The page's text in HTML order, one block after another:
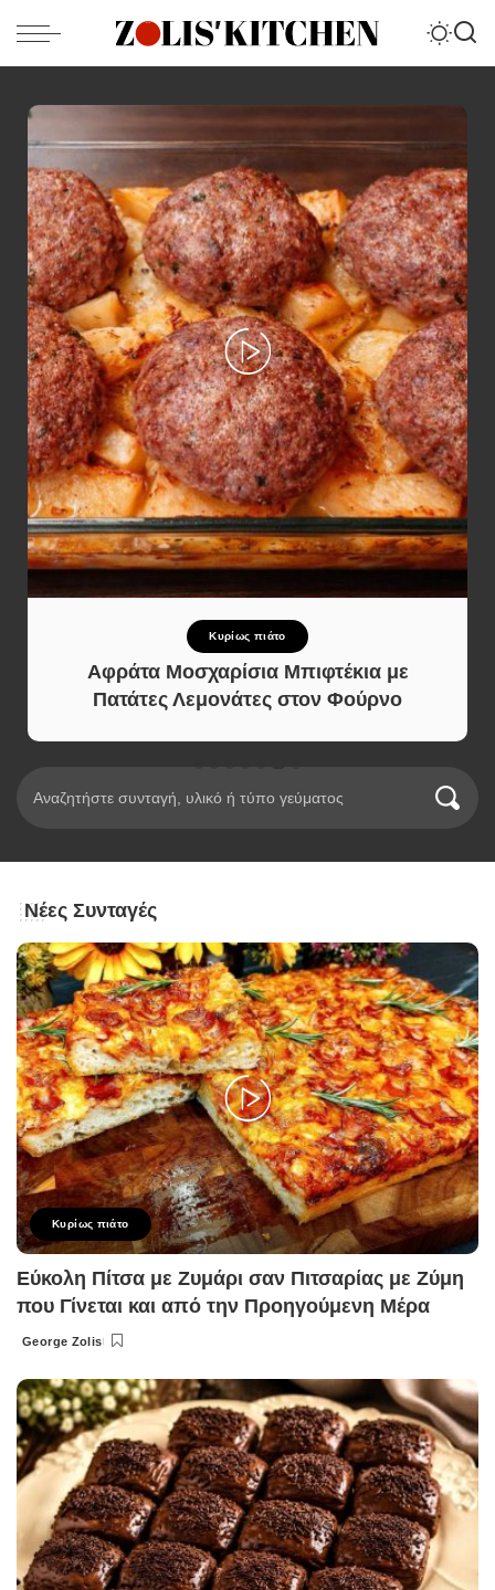
Κυρίως πιάτο
Αφράτα Μοσχαρίσια Μπιφτέκια με
Πατάτες Λεμονάτες στον Φούρνο
Νέες Συνταγές
Κυρίως πιάτο
Εύκολη Πίτσα με Ζυμάρι σαν Πιτσαρίας με Ζύμη
που Γίνεται και από την Προηγούμενη Μέρα
Posted
George Zolis